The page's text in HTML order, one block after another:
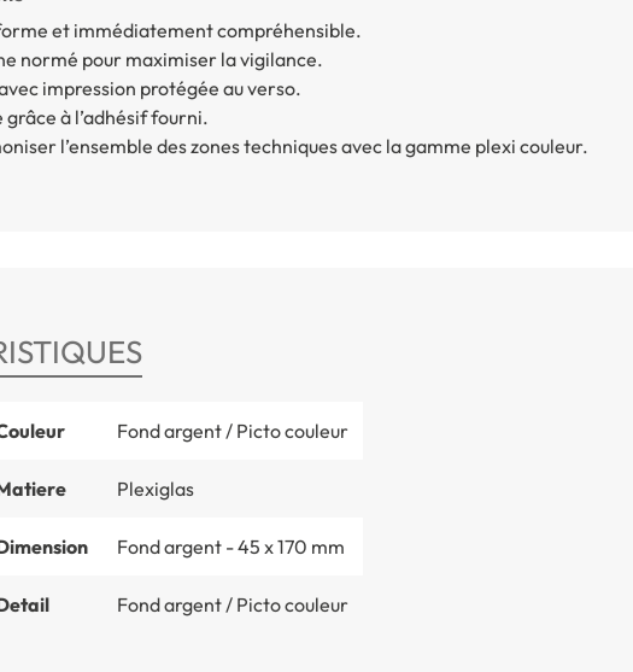
et immédiatement compréhensible.
normé pour maximiser la vigilance.
impression protégée au verso.
à l’adhésif fourni.
l’ensemble des zones techniques avec la gamme plexi couleur.
Fond argent / Picto couleur
Plexiglas
Fond argent - 45 x 170 mm
Fond argent / Picto couleur